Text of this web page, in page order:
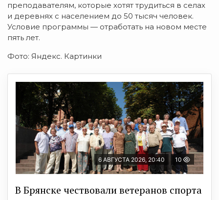
преподавателям, которые хотят трудиться в селах
и деревнях с населением до 50 тысяч человек.
Условие программы — отработать на новом месте
пять лет.
Фото: Яндекс. Картинки
6 АВГУСТА 2026, 20:40 10
В Брянске чествовали ветеранов спорта